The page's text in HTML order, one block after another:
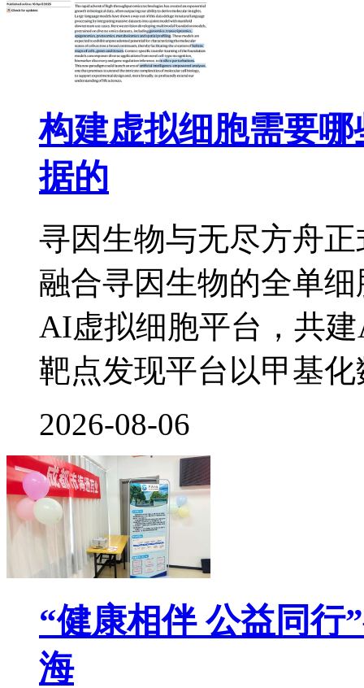
构建虚拟细胞需要
据的
寻因生物与无尽方舟
融合寻因生物的全单
AI虚拟细胞平台，共
靶点发现平台以甲基化
2026-08-06
“健康相伴 公益同
海